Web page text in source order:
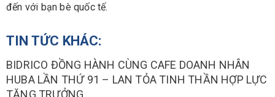
đến với bạn bè quốc tế.
TIN TỨC KHÁC:
BIDRICO ĐỒNG HÀNH CÙNG CAFE DOANH NHÂN
HUBA LẦN THỨ 91 – LAN TỎA TINH THẦN HỢP LỰC
TĂNG TRƯỞNG